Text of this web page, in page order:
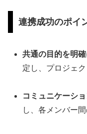
連携成功のポイ
共通の目的を明
定し、プロジェ
コミュニケーシ
し、各メンバー